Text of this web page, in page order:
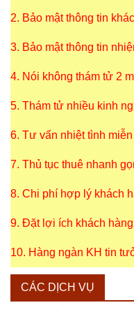
2. Bảo mật thông tin
3. Bảo mật thông tin
4. Nói không thám tử 2
5. Thám tử nhiều kinh
6. Tư vấn nhiệt tình
7. Thủ tục thuê nhanh
8. Chi phí hợp lý khách
9. Đặt lợi ích khách
10. Hàng ngàn KH tin
CÁC DỊCH VỤ